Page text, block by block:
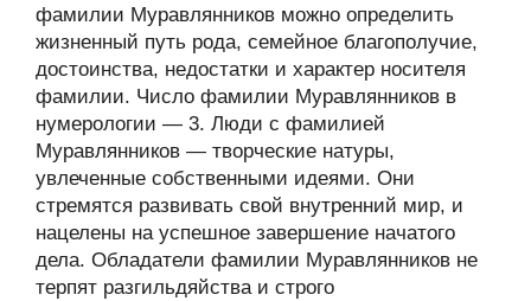
фамилии Муравлянников можно определить
жизненный путь рода, семейное благополучие,
достоинства, недостатки и характер носителя
фамилии. Число фамилии Муравлянников в
нумерологии — 3. Люди с фамилией
Муравлянников — творческие натуры,
увлеченные собственными идеями. Они
стремятся развивать свой внутренний мир, и
нацелены на успешное завершение начатого
дела. Обладатели фамилии Муравлянников не
терпят разгильдяйства и строго